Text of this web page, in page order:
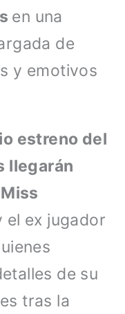
en una
de
y emotivos
estreno del
llegarán
el ex jugador
de su
tras la